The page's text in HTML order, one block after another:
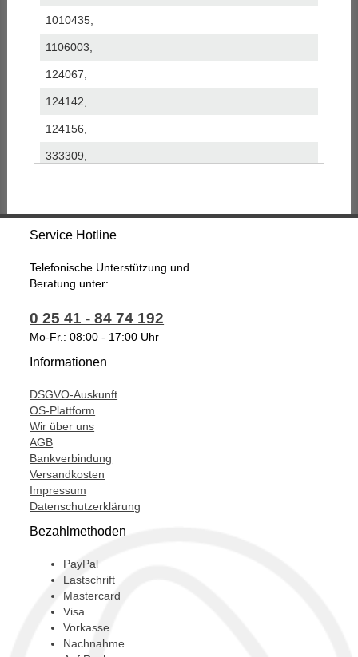
1010435,
1106003,
124067,
124142,
124156,
333309,
454083-1,
454083-2,
454083-5001S,
454083-5002S,
53039700006,
95VW6K682AA,
95VW6K682AB,
K03-006,
R95VW6K682AA,
T911307,
Service Hotline
Telefonische Unterstützung und
Beratung unter:
0 25 41 - 84 74 192
Mo-Fr.: 08:00 - 17:00 Uhr
Informationen
DSGVO-Auskunft
OS-Plattform
Wir über uns
AGB
Bankverbindung
Versandkosten
Impressum
Datenschutzerklärung
Bezahlmethoden
PayPal
Lastschrift
Mastercard
Visa
Vorkasse
Nachnahme